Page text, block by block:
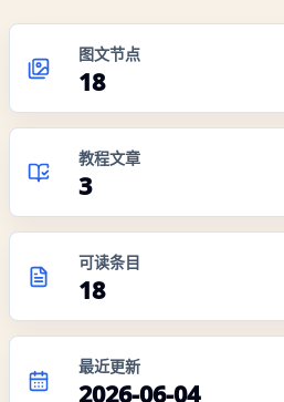
图文节点
18
教程文章
3
可读条目
18
最近更新
2026-06-04